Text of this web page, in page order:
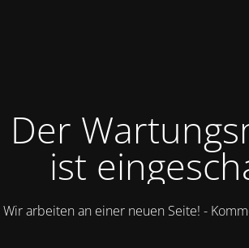
Der
ist
Wir arbeiten an einer neuen Seite! -